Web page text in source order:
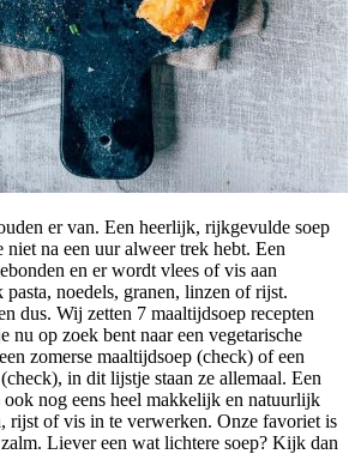
er van. Een heerlijk, rijkgevulde soep
na een uur alweer trek hebt. Een
en er wordt vlees of vis aan
noedels, granen, linzen of rijst.
dus. Wij zetten 7 maaltijdsoep recepten
nu op zoek bent naar een vegetarische
zomerse maaltijdsoep (check) of een
in dit lijstje staan ze allemaal. Een
ook nog eens heel makkelijk en natuurlijk
rijst of vis in te verwerken. Onze favoriet is
Liever een wat lichtere soep? Kijk dan